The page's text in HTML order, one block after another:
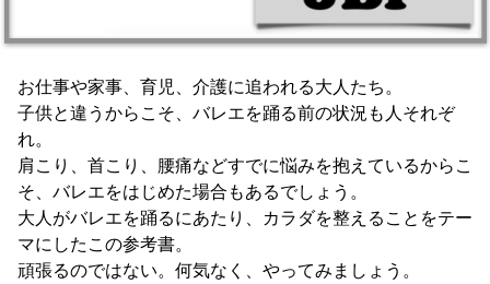
お仕事や家事、育児、介護に追われる大人たち。
子供と違うからこそ、バレエを踊る前の状況も人それぞ
れ。
肩こり、首こり、腰痛などすでに悩みを抱えているからこ
そ、バレエをはじめた場合もあるでしょう。
大人がバレエを踊るにあたり、カラダを整えることをテー
マにしたこの参考書。
頑張るのではない。何気なく、やってみましょう。